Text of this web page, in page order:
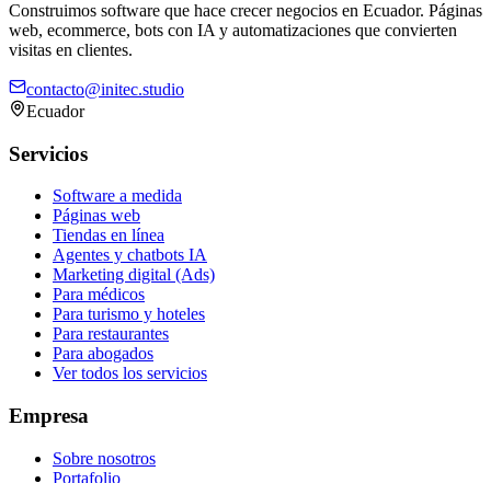
Construimos software que hace crecer negocios en Ecuador. Páginas
web, ecommerce, bots con IA y automatizaciones que convierten
visitas en clientes.
contacto@initec.studio
Ecuador
Servicios
Software a medida
Páginas web
Tiendas en línea
Agentes y chatbots IA
Marketing digital (Ads)
Para médicos
Para turismo y hoteles
Para restaurantes
Para abogados
Ver todos los servicios
Empresa
Sobre nosotros
Portafolio